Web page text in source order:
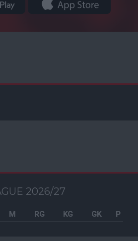
2026/27
M RG KG GK P